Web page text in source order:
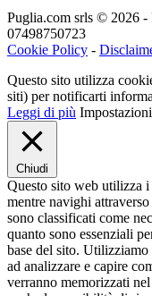
Puglia.com srls © 2026 -
07498750723
Cookie Policy -
Questo sito utilizza
siti) per notificarti
Leggi di più Impostazioni
Chiudi
Questo sito web utilizza
mentre navighi
sono classificati come
quanto sono essenziali
base del sito.
ad analizzare e capire
verranno memorizzati